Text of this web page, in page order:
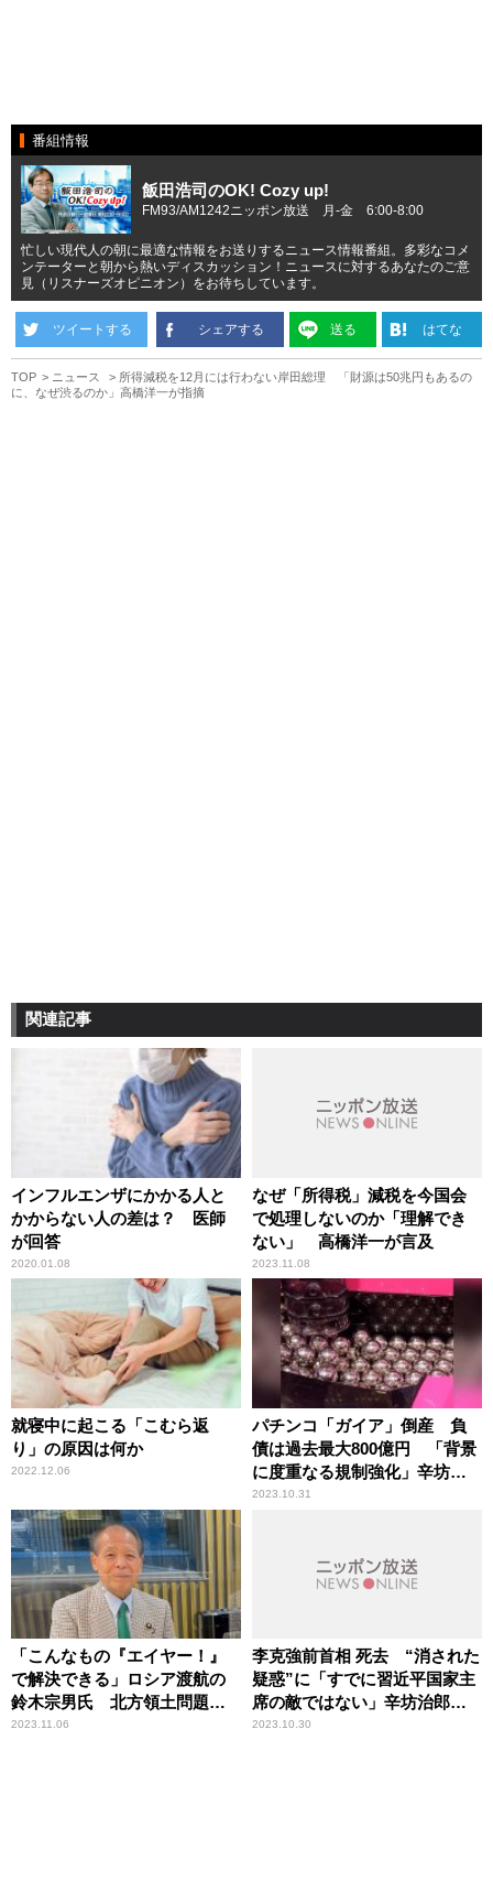
番組情報
飯田浩司のOK! Cozy up!
FM93/AM1242ニッポン放送 月-金 6:00-8:00
忙しい現代人の朝に最適な情報をお送りするニュース情報番組。多彩なコメ
ンテーターと朝から熱いディスカッション！ニュースに対するあなたのご意
見（リスナーズオピニオン）をお待ちしています。
ツイートする シェアする 送る はてな
TOP ニュース
所得減税を12月には行わない岸田総理 「財源は50兆円もあるの
に、なぜ渋るのか」高橋洋一が指摘
関連記事
インフルエンザにかかる人と
かからない人の差は？ 医師
が回答
2020.01.08
なぜ「所得税」減税を今国会
で処理しないのか「理解でき
ない」 高橋洋一が言及
2023.11.08
就寝中に起こる「こむら返
り」の原因は何か
2022.12.06
パチンコ「ガイア」倒産 負
債は過去最大800億円 「背景
に度重なる規制強化」辛坊治
郎が解説
2023.10.31
「こんなもの『エイヤー！』
で解決できる」ロシア渡航の
鈴木宗男氏 北方領土問題へ
の思い語る
2023.11.06
李克強前首相 死去 “消された
疑惑”に「すでに習近平国家主
席の敵ではない」辛坊治郎が
否定的見解
2023.10.30